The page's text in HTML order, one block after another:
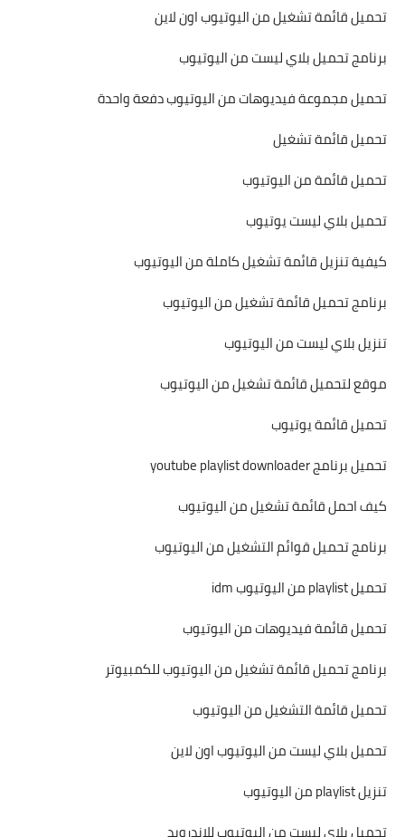
تحميل قائمة تشغيل من اليوتيوب اون لاين
برنامج تحميل بلاي ليست من اليوتيوب
تحميل مجموعة فيديوهات من اليوتيوب دفعة واحدة
تحميل قائمة تشغيل
تحميل قائمة من اليوتيوب
تحميل بلاي ليست يوتيوب
كيفية تنزيل قائمة تشغيل كاملة من اليوتيوب
برنامج تحميل قائمة تشغيل من اليوتيوب
تنزيل بلاي ليست من اليوتيوب
موقع لتحميل قائمة تشغيل من اليوتيوب
تحميل قائمة يوتيوب
تحميل برنامج youtube playlist downloader
كيف احمل قائمة تشغيل من اليوتيوب
برنامج تحميل قوائم التشغيل من اليوتيوب
تحميل playlist من اليوتيوب idm
تحميل قائمة فيديوهات من اليوتيوب
برنامج تحميل قائمة تشغيل من اليوتيوب للكمبيوتر
تحميل قائمة التشغيل من اليوتيوب
تحميل بلاي ليست من اليوتيوب اون لاين
تنزيل playlist من اليوتيوب